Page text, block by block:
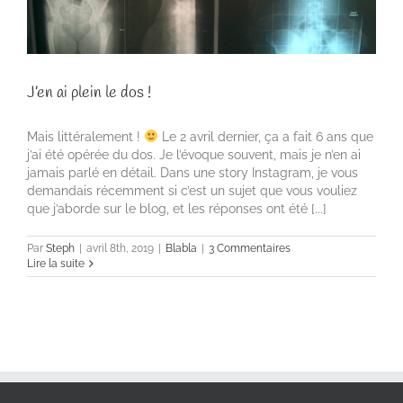
J’en ai plein le dos !
Mais littéralement !
Le 2 avril dernier, ça a fait 6 ans que
j’ai été opérée du dos. Je l’évoque souvent, mais je n’en ai
jamais parlé en détail. Dans une story Instagram, je vous
demandais récemment si c’est un sujet que vous vouliez
que j’aborde sur le blog, et les réponses ont été [...]
Par Steph | avril 8th, 2019 | Blabla | 3 Commentaires
Lire la suite